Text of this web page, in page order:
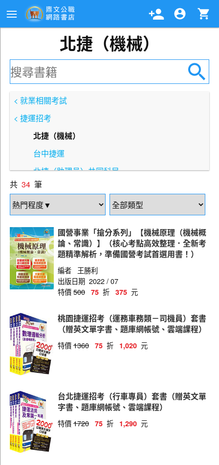
北捷（機械）
< 就業相關考試
< 捷運招考
北捷（機械）
台中捷運
北捷（助理員）共同科目
北捷（技術員）共同科目
北捷（行銷）
北捷（會計）
北捷（行車）
北捷（土木）
北捷（電子）
北捷（電機）
北捷（物業 ）
北捷（資訊）
北捷（運務）
北捷（司機員、站務員、服務員、客服員）
北捷（常年大夜班）
北捷（控制員）
北捷（人資）
共 34 筆
國營事業「搶分系列」【機械原理（機械概
論、常識）】（核心考點高效整理．全新考
題精準解析，準備國營考試首選用書！）
編者
王勝利
出版日期 2022 / 07
特價500 75 折 375 元
桃園捷運招考（運務車務類－司機員）套書
（贈英文單字書、題庫網帳號、雲端課程）
特價1360 75 折 1,020 元
台北捷運招考（行車專員）套書（贈英文單
字書、題庫網帳號、雲端課程）
特價1720 75 折 1,290 元